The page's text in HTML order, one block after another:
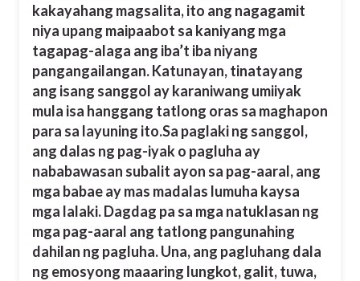
kakayahang magsalita, ito ang nagagamit
niya upang maipaabot sa kaniyang mga
tagapag-alaga ang iba’t iba niyang
pangangailangan. Katunayan, tinatayang
ang isang sanggol ay karaniwang umiiyak
mula isa hanggang tatlong oras sa maghapon
para sa layuning ito.Sa paglaki ng sanggol,
ang dalas ng pag-iyak o pagluha ay
nababawasan subalit ayon sa pag-aaral, ang
mga babae ay mas madalas lumuha kaysa
mga lalaki. Dagdag pa sa mga natuklasan ng
mga pag-aaral ang tatlong pangunahing
dahilan ng pagluha. Una, ang pagluhang dala
ng emosyong maaaring lungkot, galit, tuwa,